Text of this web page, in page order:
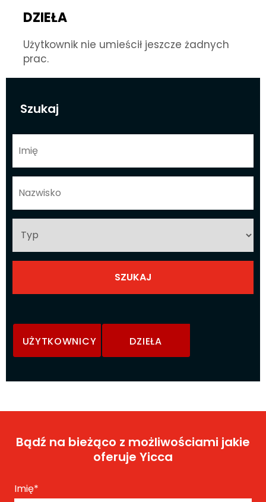
Szukaj
UŻYTKOWNICY DZIEŁA
DZIEŁA
Użytkownik nie umieścił jeszcze żadnych
prac.
Bądź na bieżąco z możliwościami jakie
oferuje Yicca
Imię*